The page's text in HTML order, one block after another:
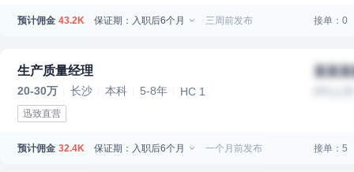
预计佣金 43.2K 保证期：入职后6个月 三周前发布 接单：0
生产质量经理
20-30万 长沙 本科 5-8年 HC 1
迅致直营
某某
预计佣金 32.4K 保证期：入职后6个月 一个月前发布 接单：5